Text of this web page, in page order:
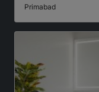
Primabad